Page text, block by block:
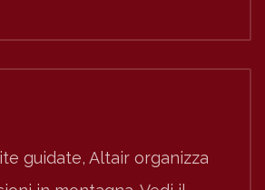
guidate, Altair organizza